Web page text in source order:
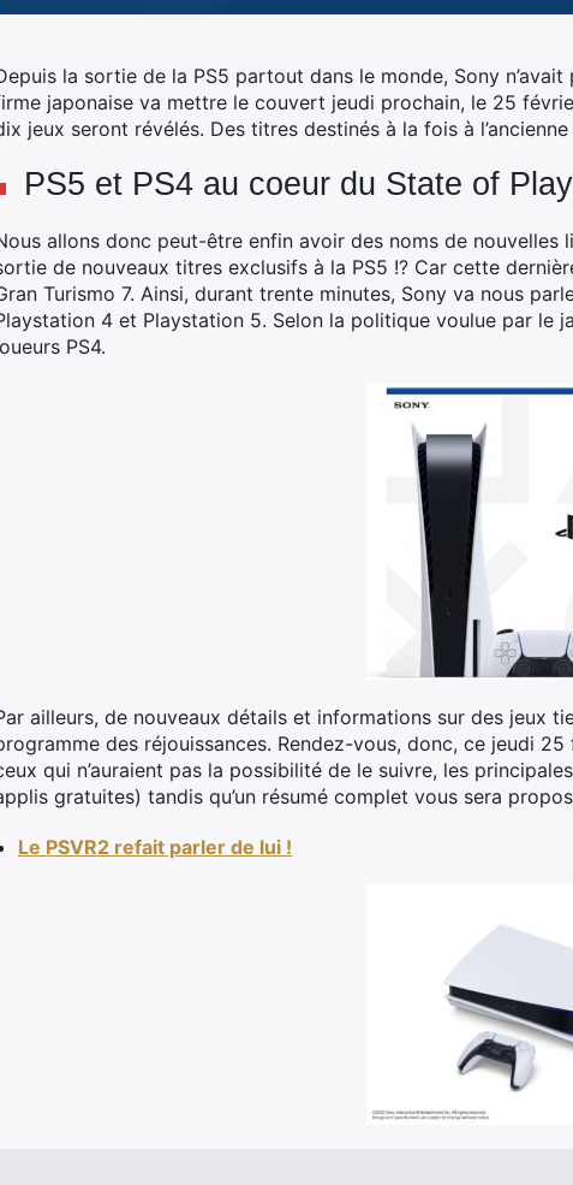
la sortie de la PS5 partout dans le monde, Sony
japonaise va mettre le couvert jeudi prochain, le 25
jeux seront révélés. Des titres destinés à la fois à
PS5 et PS4 au coeur du State of Play
allons donc peut-être enfin avoir des noms de nouvelles
de nouveaux titres exclusifs à la PS5 !? Car cette
Turismo 7. Ainsi, durant trente minutes, Sony va nous
4 et Playstation 5. Selon la politique voulue par le
PS4.
ailleurs, de nouveaux détails et informations sur des jeux
des réjouissances. Rendez-vous, donc, ce jeudi
qui n’auraient pas la possibilité de le suivre, les
gratuites) tandis qu’un résumé complet vous sera
Le PSVR2 refait parler de lui !